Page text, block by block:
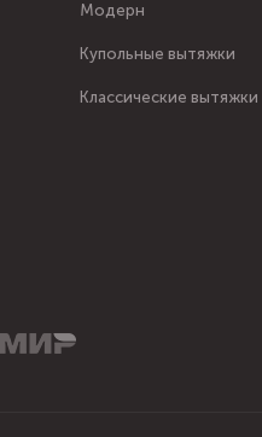
Модерн
Купольные вытяжки
Классические вытяжки